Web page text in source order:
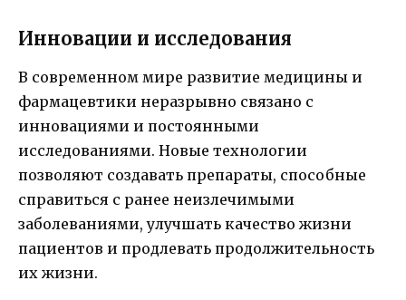
Инновации и исследования
В современном мире развитие медицины и
фармацевтики неразрывно связано с
инновациями и постоянными
исследованиями. Новые технологии
позволяют создавать препараты, способные
справиться с ранее неизлечимыми
заболеваниями, улучшать качество жизни
пациентов и продлевать продолжительность
их жизни.